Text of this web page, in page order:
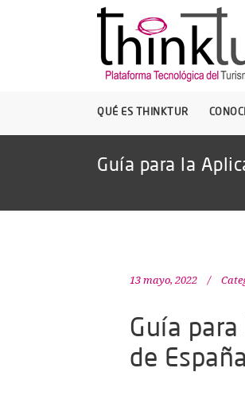
QUÉ ES THINKTUR
Guía para la
13 mayo, 2022
Guía
de España